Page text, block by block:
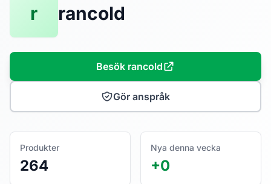
r rancold
Besök rancold
Gör anspråk
Produkter
264
Nya denna vecka
+0